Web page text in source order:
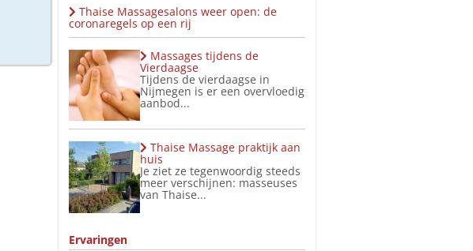
Thaise Massagesalons weer open: de
coronaregels op een rij
Massages tijdens de
Vierdaagse
Tijdens de vierdaagse in
Nijmegen is er een overvloedig
aanbod...
Thaise Massage praktijk aan
huis
Je ziet ze tegenwoordig steeds
meer verschijnen: masseuses
van Thaise...
Ervaringen